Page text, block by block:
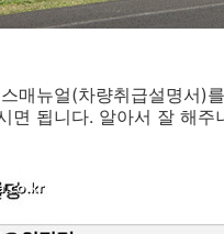
매뉴얼(차량취급설명서)
면 됩니다. 알아서 잘 해주